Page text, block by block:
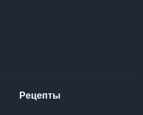
Рецепты